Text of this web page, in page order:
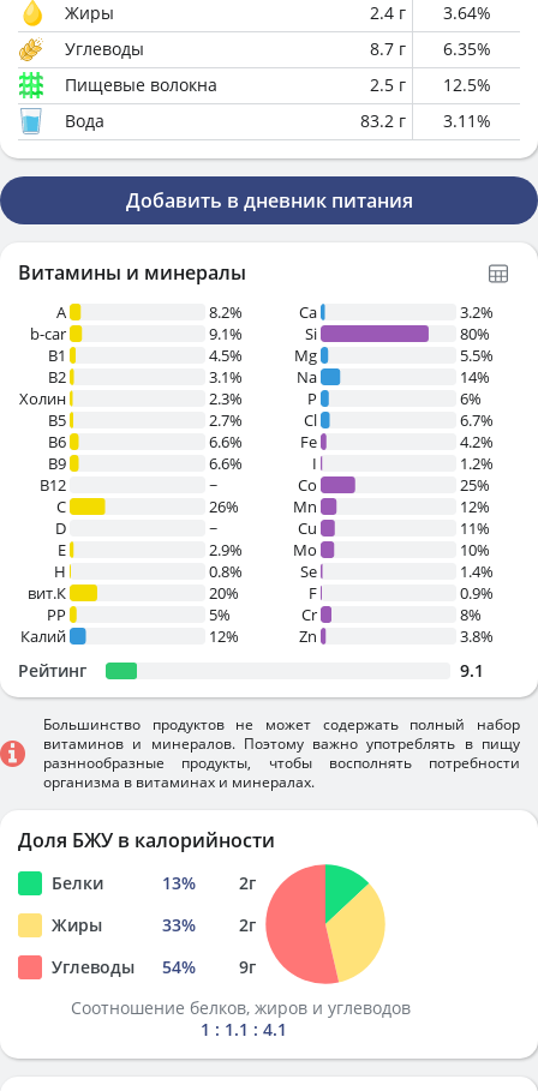
Жиры
2.4 г 3.64%
Углеводы
8.7 г 6.35%
Пищевые волокна
2.5 г 12.5%
Вода
83.2 г 3.11%
Добавить в дневник питания
Витамины и минералы
A
8.2%
b-car
9.1%
В1
4.5%
B2
3.1%
Холин
2.3%
B5
2.7%
B6
6.6%
B9
6.6%
B12
~
C
26%
D
~
E
2.9%
H
0.8%
вит.К
20%
PP
5%
Калий
12%
Ca
3.2%
Si
80%
Mg
5.5%
Na
14%
P
6%
Cl
6.7%
Fe
4.2%
I
1.2%
Co
25%
Mn
12%
Cu
11%
Mo
10%
Se
1.4%
F
0.9%
Cr
8%
Zn
3.8%
Рейтинг 9.1
Большинство продуктов не может содержать полный набор
витаминов и минералов. Поэтому важно употреблять в пищу
разннообразные продукты, чтобы восполнять потребности
организма в витаминах и минералах.
Доля БЖУ в калорийности
Белки 13% 2г
Жиры
33% 2г
Углеводы
54% 9г
Соотношение белков, жиров и углеводов
1 : 1.1 : 4.1